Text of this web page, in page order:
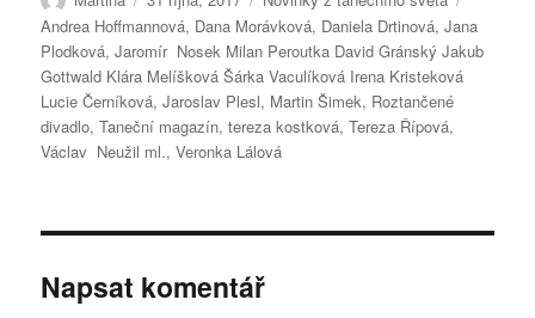
Andrea Hoffmannová, Dana Morávková, Daniela Drtinová,Jana
Plodková,Jaromír Nosek Milan Peroutka David Gránský Jakub
Gottwald Klára Melíšková Šárka Vaculíková Irena Kristeková
Lucie Černíková,Jaroslav Plesl, Martin Šimek, Roztančené
divadlo,Taneční magazín,tereza kostková,Tereza Řípová,
Václav Neužil ml.,Veronka Lálová
Napsat komentář